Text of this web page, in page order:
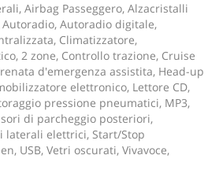
Airbag Passeggero, Alzacristalli
Autoradio digitale,
Climatizzatore,
2 zone, Controllo trazione, Cruise
d'emergenza assistita, Head-up
elettronico, Lettore CD,
pressione pneumatici, MP3,
di parcheggio posteriori,
laterali elettrici, Start/Stop
USB, Vetri oscurati, Vivavoce,